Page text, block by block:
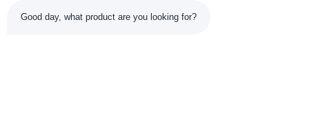
श्रेणियाँ
Good day, what product are you looking for?